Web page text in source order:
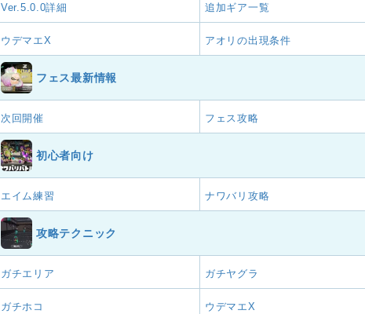
Ver.5.0.0詳細 追加ギア一覧
ウデマエX アオリの出現条件
フェス最新情報
次回開催 フェス攻略
初心者向け
エイム練習 ナワバリ攻略
攻略テクニック
ガチエリア ガチヤグラ
ガチホコ ウデマエX